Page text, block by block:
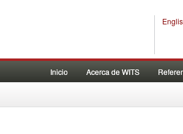
Inicio Acerca de WITS